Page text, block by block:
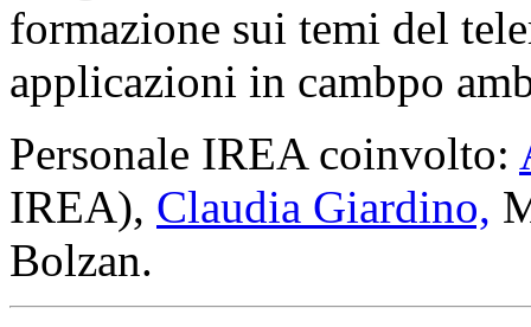
formazione sui temi del
applicazioni in cambpo
Personale IREA coinvolto:
IREA), Claudia Giardino,
Bolzan.